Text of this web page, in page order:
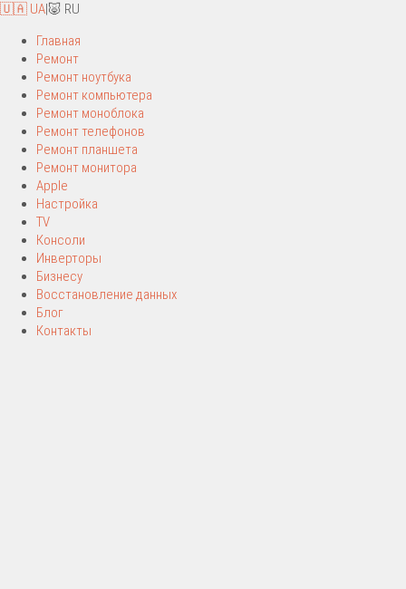
🇺🇦 UA|🐷 RU
Главная
Ремонт
Ремонт ноутбука
Ремонт компьютера
Ремонт моноблока
Ремонт телефонов
Ремонт планшета
Ремонт монитора
Apple
Настройка
TV
Консоли
Инверторы
Бизнесу
Восстановление данных
Блог
Контакты